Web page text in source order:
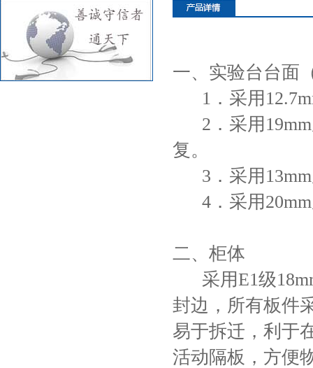
一、 实验台台面
1．采用
2．采用19mm
复。
3．采用13mm
4．采用20mm
二、柜体
采用E1级
封边，所有板件
易于拆迁，利于
活动隔板，方便